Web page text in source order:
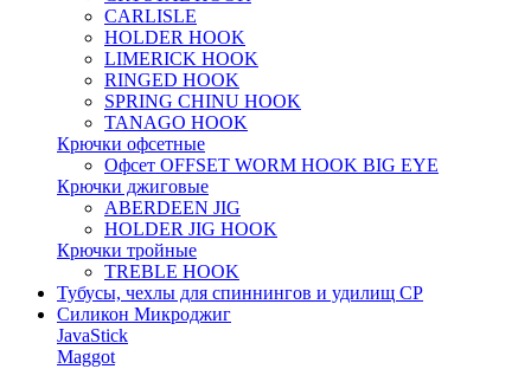
CARLISLE
HOLDER HOOK
LIMERICK HOOK
RINGED HOOK
SPRING CHINU HOOK
TANAGO HOOK
Крючки офсетные
Офсет OFFSET WORM HOOK BIG EYE
Крючки джиговые
ABERDEEN JIG
HOLDER JIG HOOK
Крючки тройные
TREBLE HOOK
Тубусы, чехлы для спиннингов и удилищ СР
Силикон Микроджиг
JavaStick
Maggot